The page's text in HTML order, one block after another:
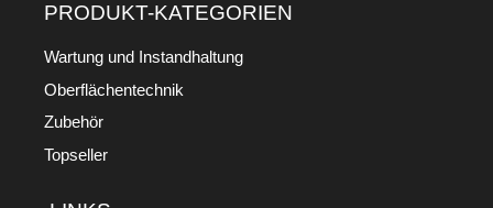
PRODUKT-KATEGORIEN
Wartung und Instandhaltung
Oberflächentechnik
Zubehör
Topseller